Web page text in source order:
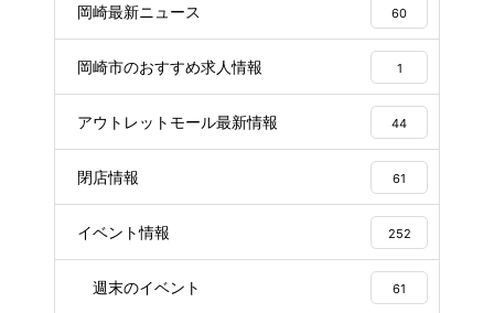
岡崎最新ニュース 60
岡崎市のおすすめ求人情報 1
アウトレットモール最新情報 44
閉店情報 61
イベント情報 252
週末のイベント 61